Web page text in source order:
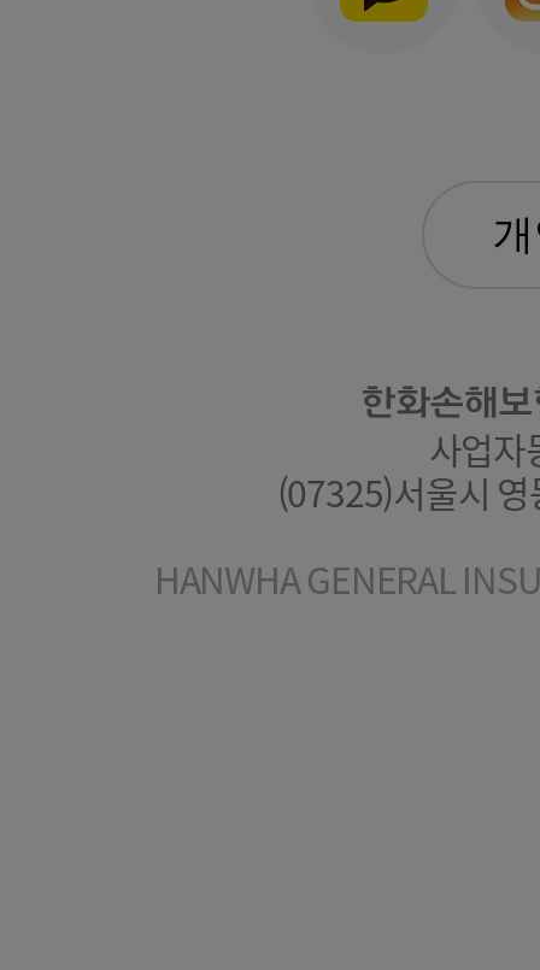
한화손해
사업
(07325)서울시
HANWHA GENERAL